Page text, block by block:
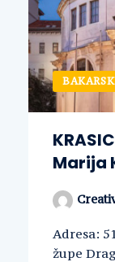
Marija
Adresa:
župe